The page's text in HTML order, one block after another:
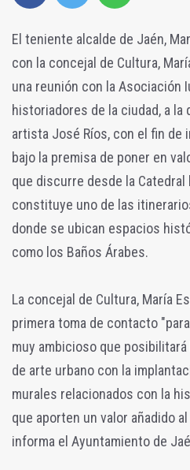
El teniente alcalde de Jaén,
con la concejal de Cultura,
una reunión con la Asociación
historiadores de la ciudad, a la
artista José Ríos, con el fin de
bajo la premisa de poner en
que discurre desde la Catedral
constituye uno de las
donde se ubican espacios
como los Baños Árabes.
La concejal de Cultura, María
primera toma de contacto
muy ambicioso que
de arte urbano con la
murales relacionados con la
que aporten un valor añadido
informa el Ayuntamiento de